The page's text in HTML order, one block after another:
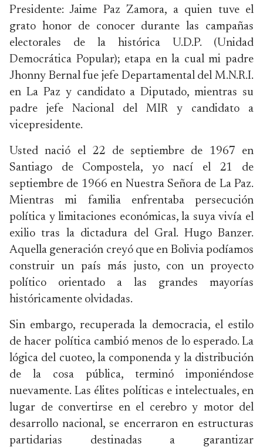
Presidente: Jaime Paz Zamora, a quien tuve el
grato honor de conocer durante las campañas
electorales de la histórica U.D.P. (Unidad
Democrática Popular); etapa en la cual mi padre
Jhonny Bernal fue jefe Departamental del M.N.R.I.
en La Paz y candidato a Diputado, mientras su
padre jefe Nacional del MIR y candidato a
vicepresidente.
Usted nació el 22 de septiembre de 1967 en
Santiago de Compostela, yo nací el 21 de
septiembre de 1966 en Nuestra Señora de La Paz.
Mientras mi familia enfrentaba persecución
política y limitaciones económicas, la suya vivía el
exilio tras la dictadura del Gral. Hugo Banzer.
Aquella generación creyó que en Bolivia podíamos
construir un país más justo, con un proyecto
político orientado a las grandes mayorías
históricamente olvidadas.
Sin embargo, recuperada la democracia, el estilo
de hacer política cambió menos de lo esperado. La
lógica del cuoteo, la componenda y la distribución
de la cosa pública, terminó imponiéndose
nuevamente. Las élites políticas e intelectuales, en
lugar de convertirse en el cerebro y motor del
desarrollo nacional, se encerraron en estructuras
partidarias destinadas a garantizar